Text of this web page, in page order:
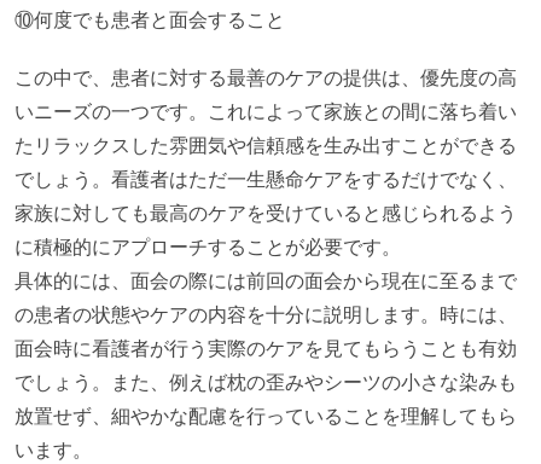
⑩何度でも患者と面会すること
この中で、患者に対する最善のケアの提供は、優先度の高
いニーズの一つです。これによって家族との間に落ち着い
たリラックスした雰囲気や信頼感を生み出すことができる
でしょう。看護者はただ一生懸命ケアをするだけでなく、
家族に対しても最高のケアを受けていると感じられるよう
に積極的にアプローチすることが必要です。
具体的には、面会の際には前回の面会から現在に至るまで
の患者の状態やケアの内容を十分に説明します。時には、
面会時に看護者が行う実際のケアを見てもらうことも有効
でしょう。また、例えば枕の歪みやシーツの小さな染みも
放置せず、細やかな配慮を行っていることを理解してもら
います。